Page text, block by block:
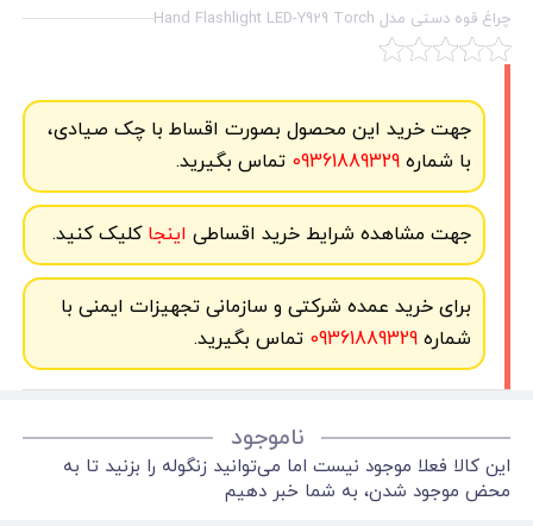
چراغ قوه دستی مدل Hand Flashlight LED-Y929 Torch
جهت خرید این محصول بصورت اقساط با چک صیادی،
با شماره09361889329 تماس بگیرید.
جهت مشاهده شرایط خرید اقساطی اینجاکلیک کنید.
برای خرید عمده شرکتی و سازمانی تجهیزات ایمنی با
شماره09361889329 تماس بگیرید.
ناموجود
این کالا فعلا موجود نیست اما می‌توانید زنگوله را بزنید تا به
محض موجود شدن، به شما خبر دهیم